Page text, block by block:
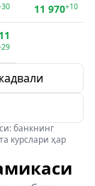
11 970+10
11
банкнинг
курслари ҳар